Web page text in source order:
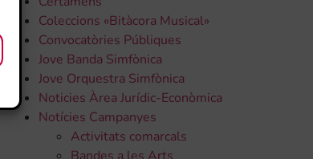
Coleccions «Bitàcora Musical»
Convocatòries Públiques
Jove Banda Simfònica
Jove Orquestra Simfònica
Noticies Àrea Jurídic-Econòmica
Notícies Campanyes
Activitats comarcals